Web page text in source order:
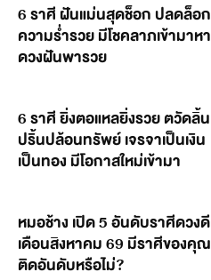
6 ราศี ฝันแม่นสุดช็อก ปลดล็อก
ความร่ำรวย มีโชคลาภเข้ามาหา
ดวงฝันพารวย
6 ราศี ยิ่งตอแหลยิ่งรวย ตวัดลิ้น
ปริ้นปล้อนทรัพย์ เจรจาเป็นเงิน
เป็นทอง มีโอกาสใหม่เข้ามา
หมอช้าง เปิด 5 อันดับราศีดวงดี
เดือนสิงหาคม 69 มีราศีของคุณ
ติดอันดับหรือไม่?